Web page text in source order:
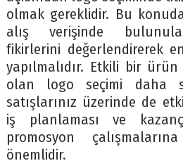
olmak gereklidir. Bu
alış verişinde
fikirlerini değerlendirerek
yapılmalıdır. Etkili bir
olan logo seçimi daha
satışlarınız üzerinde de
iş planlaması ve
promosyon
önemlidir.